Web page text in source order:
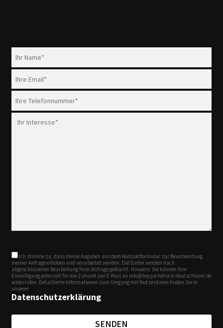
Ich stimme zu, dass meine Angaben aus dem Kontaktformular zur Beantwortung
meiner Anfrage erhoben und verarbeitet werden. Die Daten werden nach
abgeschlossener Bearbeitung Ihrer Anfrage gelöscht. Hinweis: Sie können Ihre
Einwilligung jederzeit für die Zukunft per E-Mail an info@teppichdruck-deutschland.de
widerrufen. Detaillierte Informationen zum Umgang mit Nutzerdaten finden Sie in
unserer
Datenschutzerklärung